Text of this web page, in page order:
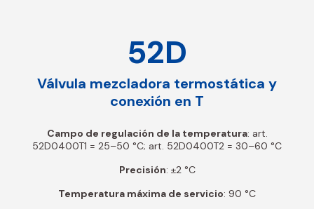
52D
Válvula mezcladora termostática y
conexión en T
Campo de regulación de la temperatura: art.
52D0400T1 = 25–50 °C; art. 52D0400T2 = 30–60 °C
Precisión: ±2 °C
Temperatura máxima de servicio: 90 °C